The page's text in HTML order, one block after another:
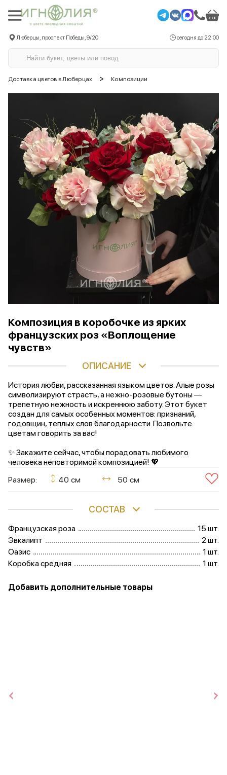
Люберцы, проспект Победы, 9/20 сегодня до 22:00
Доставка цветов в Люберцах > Композиции
Композиция в коробочке из ярких
французских роз «Воплощение
чувств»
ОПИСАНИЕ
История любви, рассказанная языком цветов. Алые розы
символизируют страсть, а нежно-розовые бутоны —
трепетную нежность и искреннюю заботу. Этот букет
создан для самых особенных моментов: признаний,
годовщин, теплых слов благодарности. Позвольте
цветам говорить за вас!
✨ Закажите сейчас, чтобы порадовать любимого
человека неповторимой композицией! 💖
Размер:
40 см 50 см
СОСТАВ
Французская роза
15 шт.
Эвкалипт
2 шт.
Оазис
1 шт.
Коробка средняя
1 шт.
Добавить дополнительные товары